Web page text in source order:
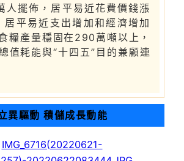
人擺佈，居平易近花費價錢漲
居平易近支出增加和經濟增加
糧產量穩固在290萬噸以上，
值耗能與“十四五”目的兼顧連
異驅動 積儲成長動能